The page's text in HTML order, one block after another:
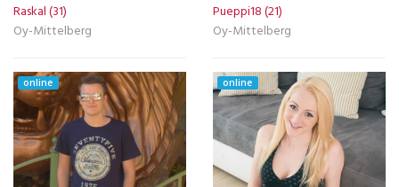
Raskal (31)
Oy-Mittelberg
Pueppi18 (21)
Oy-Mittelberg
online online